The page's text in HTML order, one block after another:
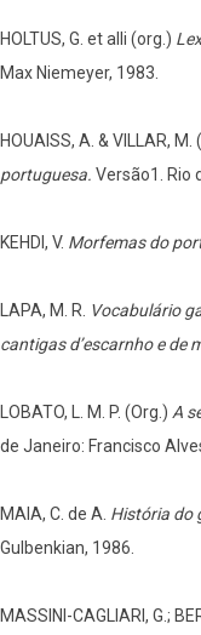
HOLTUS, G. et alli (org.)
Max Niemeyer, 1983.
HOUAISS, A. & VILLAR, M.
portuguesa. Versão1. Rio
KEHDI, V. Morfemas do
LAPA, M. R. Vocabulário
cantigas d’escarnho e de
LOBATO, L. M. P. (Org.) A
de Janeiro: Francisco
MAIA, C. de A. História do
Gulbenkian, 1986.
MASSINI-CAGLIARI, G.;